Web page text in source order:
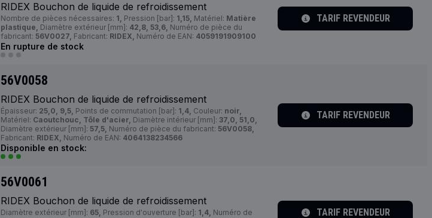
RIDEX Bouchon de liquide de refroidissement
Nombre de pièces nécessaires: 1, Pression [bar]: 1,15, Matériel: Matière
plastique, Diamètre extérieur [mm]: 42,8, 53,6, Numéro de pièce du
fabricant: 56V0027, Fabricant: RIDEX, Numéro de EAN: 4059191909100
En rupture de stock
TARIF REVENDEUR
56V0058
RIDEX Bouchon de liquide de refroidissement
Épaisseur: 25,0, 9,5, Points de commutation [bar]: 1,4, Couleur: noir,
Matériel: Caoutchouc, Tôle d'acier, Diamètre intérieur [mm]: 37,0, 51,0,
Diamètre extérieur [mm]: 57,5, Numéro de pièce du fabricant: 56V0058,
Fabricant: RIDEX, Numéro de EAN: 4064138234566
Disponible en stock:
TARIF REVENDEUR
56V0061
RIDEX Bouchon de liquide de refroidissement
Diamètre extérieur [mm]: 65, Pression d'ouverture [bar]: 1,4, Numéro de
TARIF REVENDEUR